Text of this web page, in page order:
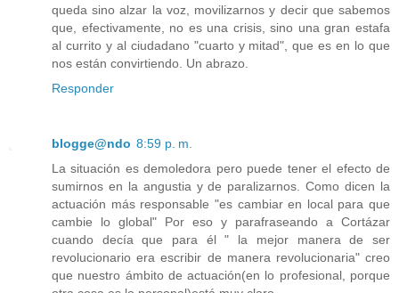
queda sino alzar la voz, movilizarnos y decir que sabemos
que, efectivamente, no es una crisis, sino una gran estafa
al currito y al ciudadano "cuarto y mitad", que es en lo que
nos están convirtiendo. Un abrazo.
Responder
blogge@ndo 8:59 p. m.
La situación es demoledora pero puede tener el efecto de
sumirnos en la angustia y de paralizarnos. Como dicen la
actuación más responsable "es cambiar en local para que
cambie lo global" Por eso y parafraseando a Cortázar
cuando decía que para él " la mejor manera de ser
revolucionario era escribir de manera revolucionaria" creo
que nuestro ámbito de actuación(en lo profesional, porque